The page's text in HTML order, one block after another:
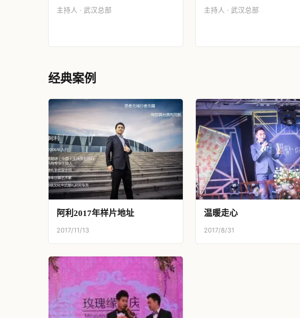
主持人 · 武汉总部 主持人 · 武汉总部
经典案例
阿利2017年样片地址
2017/11/13
温暖走心
2017/8/31